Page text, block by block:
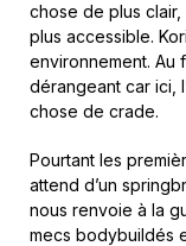
chose de plus
plus accessible.
environnement. Au
dérangeant car ici,
chose de crade.
Pourtant les
attend d’un
nous renvoie à la
mecs bodybuildés